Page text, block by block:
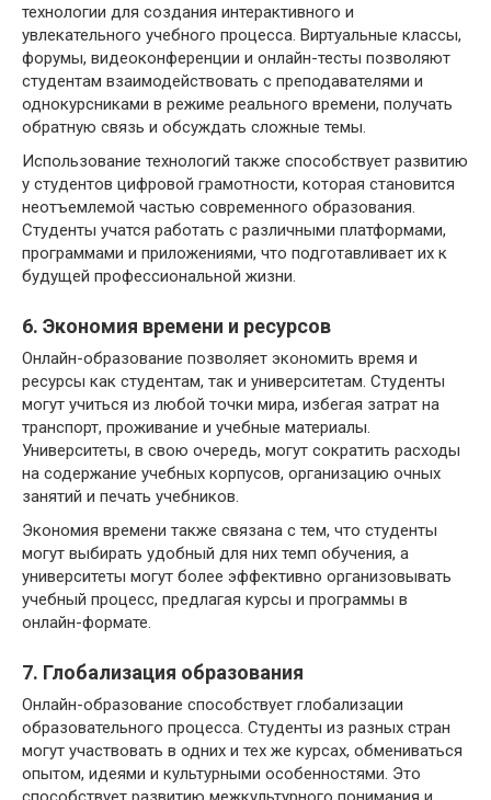
технологии для создания интерактивного и
увлекательного учебного процесса. Виртуальные классы,
форумы, видеоконференции и онлайн-тесты позволяют
студентам взаимодействовать с преподавателями и
однокурсниками в режиме реального времени, получать
обратную связь и обсуждать сложные темы.
Использование технологий также способствует развитию
у студентов цифровой грамотности, которая становится
неотъемлемой частью современного образования.
Студенты учатся работать с различными платформами,
программами и приложениями, что подготавливает их к
будущей профессиональной жизни.
6. Экономия времени и ресурсов
Онлайн-образование позволяет экономить время и
ресурсы как студентам, так и университетам. Студенты
могут учиться из любой точки мира, избегая затрат на
транспорт, проживание и учебные материалы.
Университеты, в свою очередь, могут сократить расходы
на содержание учебных корпусов, организацию очных
занятий и печать учебников.
Экономия времени также связана с тем, что студенты
могут выбирать удобный для них темп обучения, а
университеты могут более эффективно организовывать
учебный процесс, предлагая курсы и программы в
онлайн-формате.
7. Глобализация образования
Онлайн-образование способствует глобализации
образовательного процесса. Студенты из разных стран
могут участвовать в одних и тех же курсах, обмениваться
опытом, идеями и культурными особенностями. Это